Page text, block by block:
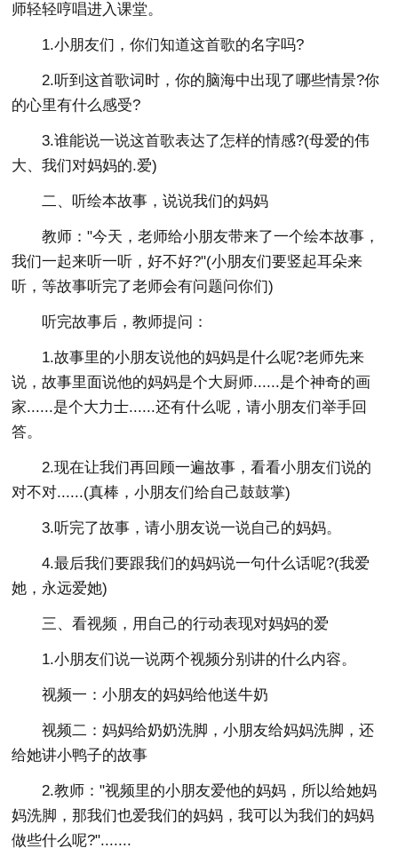
师轻轻哼唱进入课堂。
1.小朋友们，你们知道这首歌的名字吗?
2.听到这首歌词时，你的脑海中出现了哪些情景?你
的心里有什么感受?
3.谁能说一说这首歌表达了怎样的情感?(母爱的伟
大、我们对妈妈的.爱)
二、听绘本故事，说说我们的妈妈
教师："今天，老师给小朋友带来了一个绘本故事，
我们一起来听一听，好不好?"(小朋友们要竖起耳朵来
听，等故事听完了老师会有问题问你们)
听完故事后，教师提问：
1.故事里的小朋友说他的妈妈是什么呢?老师先来
说，故事里面说他的妈妈是个大厨师......是个神奇的画
家......是个大力士......还有什么呢，请小朋友们举手回
答。
2.现在让我们再回顾一遍故事，看看小朋友们说的
对不对......(真棒，小朋友们给自己鼓鼓掌)
3.听完了故事，请小朋友说一说自己的妈妈。
4.最后我们要跟我们的妈妈说一句什么话呢?(我爱
她，永远爱她)
三、看视频，用自己的行动表现对妈妈的爱
1.小朋友们说一说两个视频分别讲的什么内容。
视频一：小朋友的妈妈给他送牛奶
视频二：妈妈给奶奶洗脚，小朋友给妈妈洗脚，还
给她讲小鸭子的故事
2.教师："视频里的小朋友爱他的妈妈，所以给她妈
妈洗脚，那我们也爱我们的妈妈，我可以为我们的妈妈
做些什么呢?".......